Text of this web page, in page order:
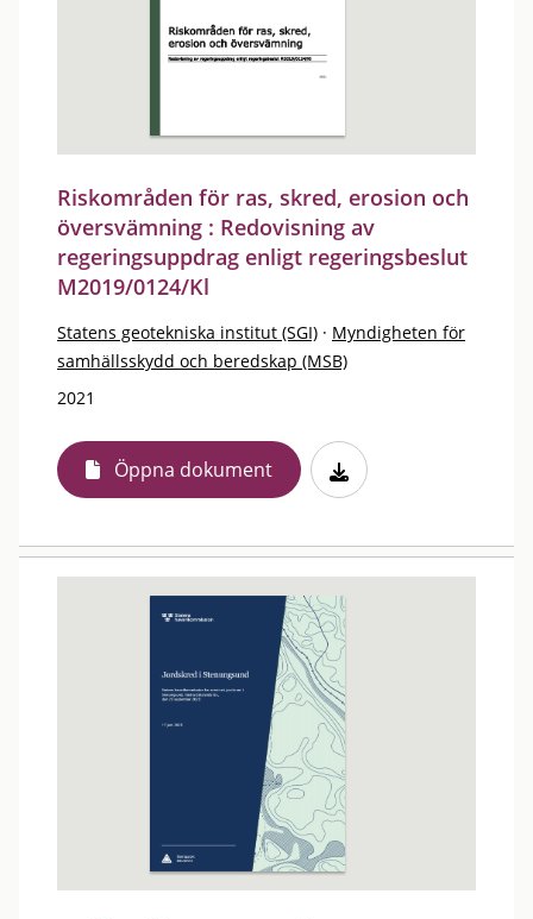
Riskområden för ras, skred, erosion och
översvämning : Redovisning av
regeringsuppdrag enligt regeringsbeslut
M2019/0124/Kl
Statens geotekniska institut (SGI) · Myndigheten för
samhällsskydd och beredskap (MSB)
2021
Öppna dokument